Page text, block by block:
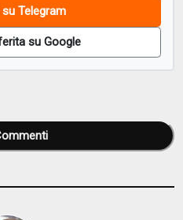
Telegram
su Google